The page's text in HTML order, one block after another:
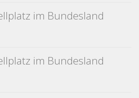
im Bundesland
im Bundesland